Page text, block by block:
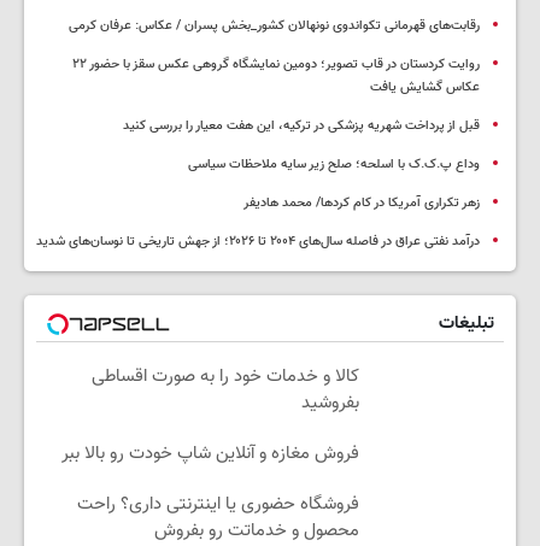
رقابت‌های قهرمانی تکواندوی نونهالان کشور_بخش پسران / عکاس: عرفان کرمی
روایت کردستان در قاب تصویر؛ دومین نمایشگاه گروهی عکس سقز با حضور ۲۲
عکاس گشایش یافت
قبل از پرداخت شهریه پزشکی در ترکیه، این هفت معیار را بررسی کنید
وداع پ.ک.ک با اسلحه؛ صلح زیر سایه ملاحظات سیاسی
زهر تکراری آمریکا در کام کردها/ محمد هادیفر
درآمد نفتی عراق در فاصله سال‌های ۲۰۰۴ تا ۲۰۲۶؛ از جهش تاریخی تا نوسان‌های شدید
تبلیغات
کالا و خدمات خود را به صورت اقساطی
بفروشید
فروش مغازه و آنلاین شاپ خودت رو بالا ببر
فروشگاه حضوری یا اینترنتی داری؟ راحت
محصول و خدماتت رو بفروش